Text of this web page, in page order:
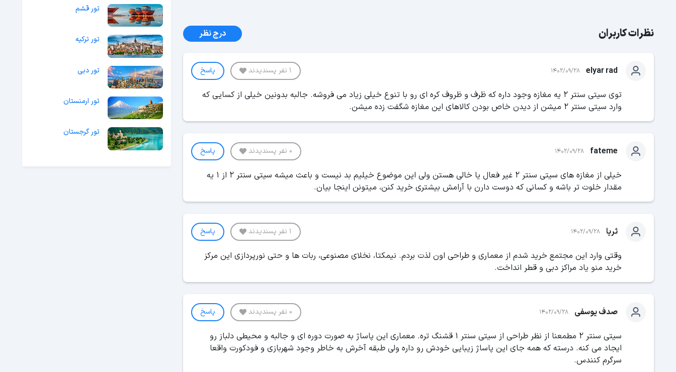
نظرات کاربران درج نظر
elyar rad
1402/09/28 1 نفر پسندیدند پاسخ
توی سیتی سنتر ۲ یه مغازه وجود داره که ظرف و ظروف کره ‌ای رو با تنوع خیلی زیاد می ‌فروشه. جالبه بدونین خیلی از کسایی که
وارد سیتی سنتر ۲ میشن از دیدن خاص بودن کالاهای این مغازه شگفت زده میشن.
fateme
1402/09/28 0 نفر پسندیدند پاسخ
خیلی از مغازه‌ های سیتی سنتر ۲ غیر فعال یا خالی هستن ولی این موضوع خیلیم بد نیست و باعث میشه سیتی سنتر ۲ از ۱ یه
مقدار خلوت ‌تر باشه و کسانی که دوست دارن با آرامش بیشتری خرید کنن، میتونن اینجا بیان.
ثریا 1402/09/28 1 نفر پسندیدند پاسخ
وقتی وارد این مجتمع خرید شدم از معماری و طراحی اون لذت بردم. نیمکتا، نخلای مصنوعی، ربات ‌ها و حتی نورپردازی‌ این مرکز
خرید منو یاد مراکز دبی و قطر انداخت.
صدف یوسفی 1402/09/28 0 نفر پسندیدند پاسخ
سیتی سنتر ۲ مطمعنا از نظر طراحی از سیتی سنتر ۱ قشنگ ‌تره. معماری‌ این پاساژ به صورت دوره ‌ای و جالبه و محیطی دلباز رو
ایجاد می ‌کنه. درسته که همه جای این پاساژ زیبایی خودش رو داره ولی طبقه آخرش به خاطر وجود شهربازی و فودکورت واقعا
سرگرم کنندس.
تور قشم
تور ترکیه
تور دبی
تور ارمنستان
تور گرجستان